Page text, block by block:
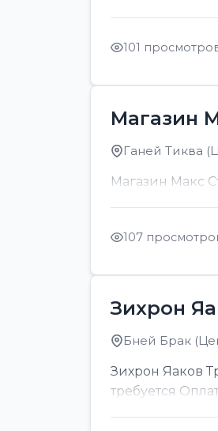
101
Магазин
Ганей Тиква
Магазин Макс
107
Зихрон
Бней Брак
Зихрон Яаков
требуется